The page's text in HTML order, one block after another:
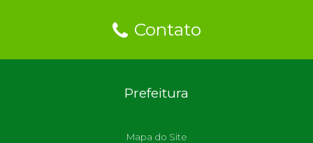
Contato
Prefeitura
Mapa do Site